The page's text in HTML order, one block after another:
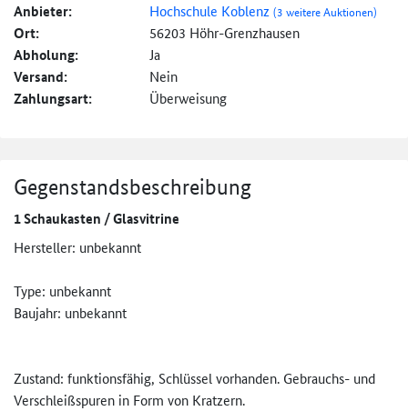
Anbieter: Hochschule Koblenz(3 weitere Auktionen)
Ort: 56203 Höhr-Grenzhausen
Abholung: Ja
Versand: Nein
Zahlungsart: Überweisung
Gegenstandsbeschreibung
1 Schaukasten / Glasvitrine
Hersteller: unbekannt
Type: unbekannt
Baujahr: unbekannt
Zustand: funktionsfähig, Schlüssel vorhanden. Gebrauchs- und
Verschleißspuren in Form von Kratzern.